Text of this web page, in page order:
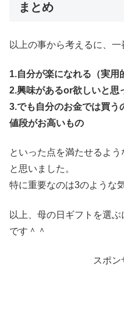
まとめ
以上の事から考えるに、
1.自分が楽になれる（実用
2.興味があるor欲しいと思
3.でも自分のお金では買う
値段がお高いもの
といった点を満たせるよ
と思いました。
特に重要なのは3のような
以上、母の日ギフトを選
です＾＾
スポン